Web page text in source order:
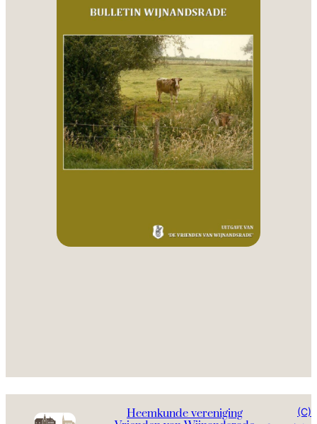
Heemkunde vereniging
(C)